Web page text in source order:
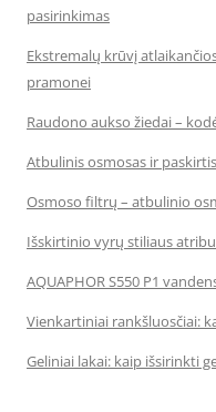
pasirinkimas
Ekstremalų krūvį
pramonei
Raudono aukso žiedai –
Atbulinis osmosas ir
Osmoso filtrų – atbulinio
Išskirtinio vyrų stiliaus
AQUAPHOR S550 P1
Vienkartiniai rankšluosčiai:
Geliniai lakai: kaip išsirinkti